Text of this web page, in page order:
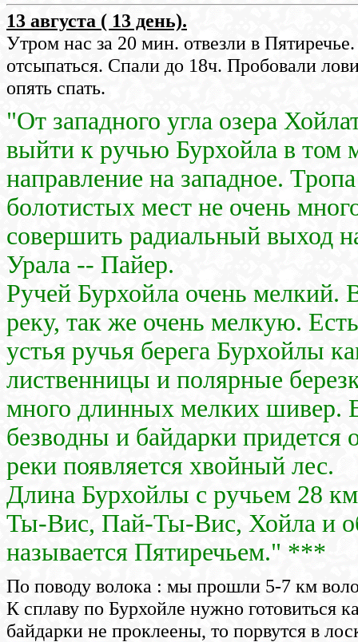
13 августа ( 13 день).
Утром нас за 20 мин. отвезли в
отсыпаться. Спали до 18ч. Пробовали
опять спать.
"От западного угла озера
выйти к ручью Бурхойла в том
направление на западное.
болотистых мест не очень
совершить радиальный выход
Урала -- Пайер.
Ручей Бурхойла очень мелкий.
реку, так же очень мелкую.
устья ручья берега Бурхойлы
лиственницы и полярные
много длинных мелких шивер.
безводны и байдарки
реки появляется хвойный лес.
Длина Бурхойлы с ручьем 28
Ты-Вис, Пай-Ты-Вис, Хойла и
называется Пятиречьем." ***
По поводу волока : мы прошли 5-7 км
К сплаву по Бурхойле нужно готовиться
байдарки не проклеены, то порвутся в